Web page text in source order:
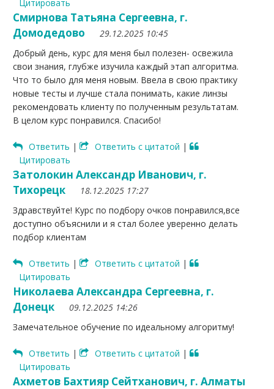
Цитировать
Смирнова Татьяна Сергеевна, г.
Домодедово
29.12.2025 10:45
Добрый день, курс для меня был полезен- освежила
свои знания, глубже изучила каждый этап алгоритма.
Что то было для меня новым. Ввела в свою практику
новые тесты и лучше стала понимать, какие линзы
рекомендовать клиенту по полученным результатам.
В целом курс понравился. Спасибо!
Ответить | Ответить с цитатой |
Цитировать
Затолокин Александр Иванович, г.
Тихорецк
18.12.2025 17:27
Здравствуйте! Курс по подбору очков понравился,все
доступно объяснили и я стал более уверенно делать
подбор клиентам
Ответить | Ответить с цитатой |
Цитировать
Николаева Александра Сергеевна, г.
Донецк
09.12.2025 14:26
Замечательное обучение по идеальному алгоритму!
Ответить | Ответить с цитатой |
Цитировать
Ахметов Бахтияр Сейтханович, г. Алматы